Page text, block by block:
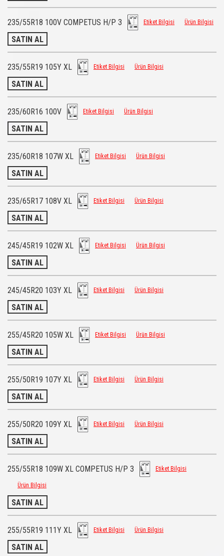
235/55R18 100V COMPETUS H/P 3 Etiket Bilgisi Ürün Bilgisi
SATIN AL
235/55R19 105Y XL Etiket Bilgisi Ürün Bilgisi
SATIN AL
235/60R16 100V Etiket Bilgisi Ürün Bilgisi
SATIN AL
235/60R18 107W XL Etiket Bilgisi Ürün Bilgisi
SATIN AL
235/65R17 108V XL Etiket Bilgisi Ürün Bilgisi
SATIN AL
245/45R19 102W XL Etiket Bilgisi Ürün Bilgisi
SATIN AL
245/45R20 103Y XL Etiket Bilgisi Ürün Bilgisi
SATIN AL
255/45R20 105W XL Etiket Bilgisi Ürün Bilgisi
SATIN AL
255/50R19 107Y XL Etiket Bilgisi Ürün Bilgisi
SATIN AL
255/50R20 109Y XL Etiket Bilgisi Ürün Bilgisi
SATIN AL
255/55R18 109W XL COMPETUS H/P 3 Etiket Bilgisi
Ürün Bilgisi
SATIN AL
255/55R19 111Y XL Etiket Bilgisi Ürün Bilgisi
SATIN AL